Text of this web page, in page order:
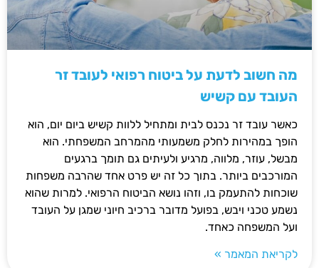
מה חשוב לדעת על ביטוח רפואי לעובד זר
העובד עם קשיש
כאשר עובד זר נכנס לבית ומתחיל ללוות קשיש ביום יום, הוא
הופך במהירות לחלק משמעותי מהמרחב המשפחתי. הוא
מבשל, עוזר, מלווה, מרגיע ולעיתים גם תומך ברגעים
המורכבים ביותר. בתוך כל זה יש פרט אחד שהרבה משפחות
שוכחות להתעמק בו, וזהו נושא הביטוח הרפואי. למרות שהוא
נשמע טכני ויבש, בפועל מדובר ברכיב חיוני שמגן על העובד
ועל המשפחה כאחד.
לקריאת המאמר »